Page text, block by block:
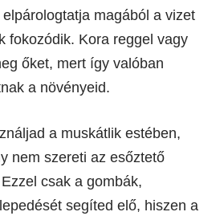
magából a vizet
fokozódik. Kora reggel vagy
őket, mert így valóban
a növényeid.
a muskátlik estében,
nem szereti az esőztető
csak a gombák,
segíted elő, hiszen a